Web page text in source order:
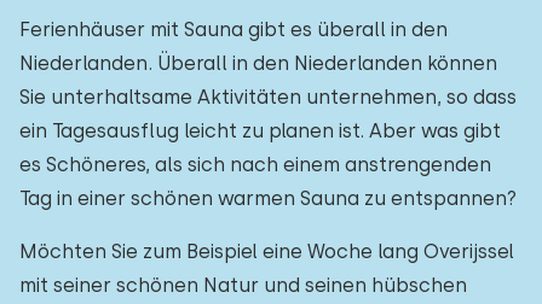
Ferienhäuser mit Sauna gibt es überall in den
Niederlanden. Überall in den Niederlanden können
Sie unterhaltsame Aktivitäten unternehmen, so dass
ein Tagesausflug leicht zu planen ist. Aber was gibt
es Schöneres, als sich nach einem anstrengenden
Tag in einer schönen warmen Sauna zu entspannen?
Möchten Sie zum Beispiel eine Woche lang Overijssel
mit seiner schönen Natur und seinen hübschen